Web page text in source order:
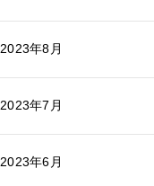
2023年8月
2023年7月
2023年6月